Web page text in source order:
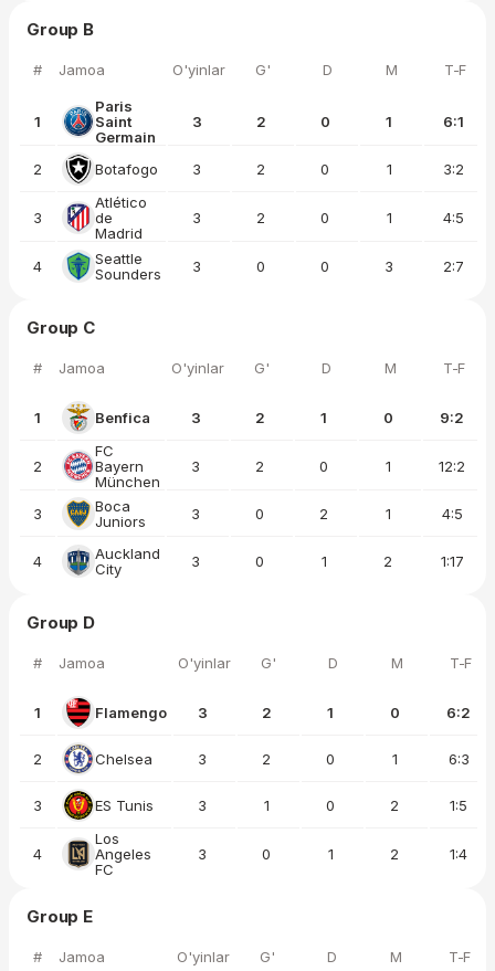
Group B
# Jamoa O'yinlar G' D M T-F
1
Paris
Saint
Germain
3 2 0 1 6:1
2 Botafogo 3 2 0 1 3:2
3
Atlético
de
Madrid
3 2 0 1 4:5
4
Seattle
Sounders
3 0 0 3 2:7
Group C
# Jamoa O'yinlar G' D M T-F
1 Benfica 3 2 1 0 9:2
2
FC
Bayern
München
3 2 0 1 12:2
3
Boca
Juniors
3 0 2 1 4:5
4
Auckland
City
3 0 1 2 1:17
Group D
# Jamoa O'yinlar G' D M T-F
1 Flamengo 3 2 1 0 6:2
2 Chelsea 3 2 0 1 6:3
3 ES Tunis 3 1 0 2 1:5
4
Los
Angeles
FC
3 0 1 2 1:4
Group E
# Jamoa O'yinlar G' D M T-F